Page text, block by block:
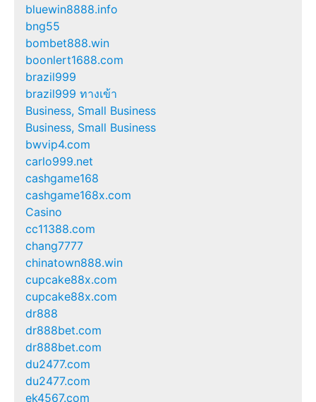
bluewin8888.info
bng55
bombet888.win
boonlert1688.com
brazil999
brazil999 ทางเข้า
Business, Small Business
Business, Small Business
bwvip4.com
carlo999.net
cashgame168
cashgame168x.com
Casino
cc11388.com
chang7777
chinatown888.win
cupcake88x.com
cupcake88x.com
dr888
dr888bet.com
dr888bet.com
du2477.com
du2477.com
ek4567.com